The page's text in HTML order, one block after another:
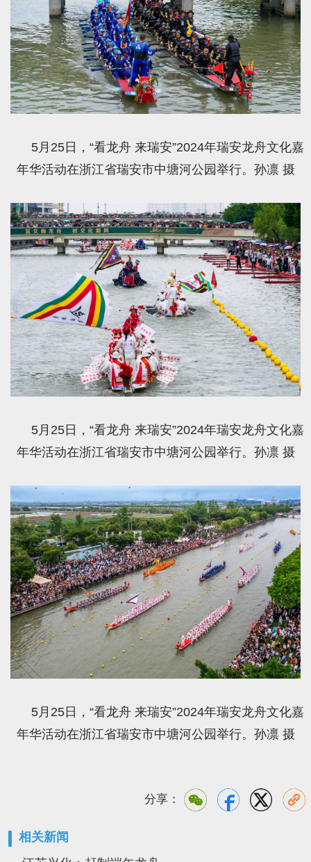
5月25日，“看龙舟 来瑞安”2024年瑞安龙舟文化嘉
年华活动在浙江省瑞安市中塘河公园举行。孙凛 摄
5月25日，“看龙舟 来瑞安”2024年瑞安龙舟文化嘉
年华活动在浙江省瑞安市中塘河公园举行。孙凛 摄
5月25日，“看龙舟 来瑞安”2024年瑞安龙舟文化嘉
年华活动在浙江省瑞安市中塘河公园举行。孙凛 摄
分享：
相关新闻